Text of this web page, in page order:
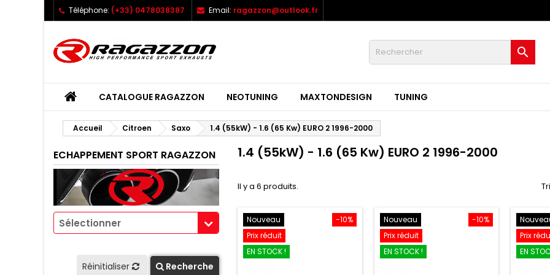
Téléphone: (+33) 0478038387 Email: ragazzon@outlook.fr

CATALOGUE RAGAZZON NEOTUNING MAXTONDESIGN TUNING
Accueil Citroen Saxo 1.4 (55kW) - 1.6 (65 Kw) EURO 2 1996-2000
ECHAPPEMENT SPORT RAGAZZON
Sélectionner
Réinitialiser Recherche
1.4 (55kW) - 1.6 (65 Kw) EURO 2 1996-2000
Il y a 6 produits.
-10%
Nouveau
Prix réduit
EN STOCK !
-10%
Nouveau
Prix réduit
EN STOCK !
Prix
EN